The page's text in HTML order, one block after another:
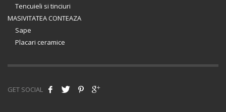
Tencuieli si tinciuri
MASIVITATEA CONTEAZA
Sape
Placari ceramice
GET SOCIAL